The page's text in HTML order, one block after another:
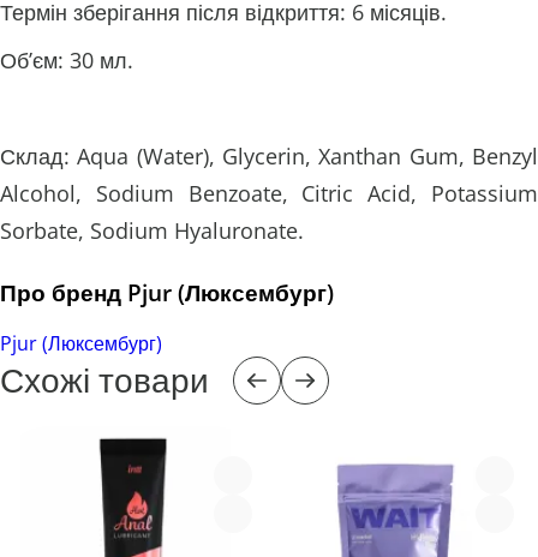
Термін зберігання після відкриття: 6 місяців.
Об’єм: 30 мл.
Склад: Aqua (Water), Glycerin, Xanthan Gum, Benzyl
Alcohol, Sodium Benzoate, Citric Acid, Potassium
Sorbate, Sodium Hyaluronate.
Про бренд Pjur (Люксембург)
Pjur (Люксембург)
Схожі товари